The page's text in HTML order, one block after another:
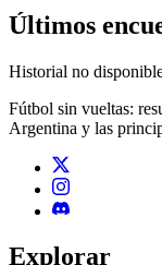
Últimos
Historial no
Fútbol sin vueltas:
Argentina y las
Explorar